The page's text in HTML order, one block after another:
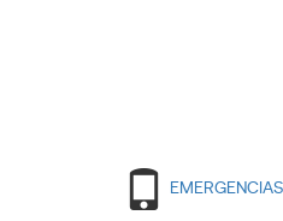
EMERGENCIAS